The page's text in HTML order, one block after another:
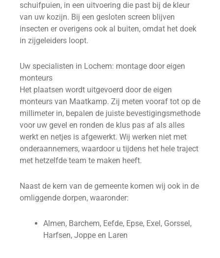
schuifpuien, in een uitvoering die past bij de kleur
van uw kozijn. Bij een gesloten screen blijven
insecten er overigens ook al buiten, omdat het doek
in zijgeleiders loopt.
Uw specialisten in Lochem: montage door eigen
monteurs
Het plaatsen wordt uitgevoerd door de eigen
monteurs van Maatkamp. Zij meten vooraf tot op de
millimeter in, bepalen de juiste bevestigingsmethode
voor uw gevel en ronden de klus pas af als alles
werkt en netjes is afgewerkt. Wij werken niet met
onderaannemers, waardoor u tijdens het hele traject
met hetzelfde team te maken heeft.
Naast de kern van de gemeente komen wij ook in de
omliggende dorpen, waaronder:
Almen, Barchem, Eefde, Epse, Exel, Gorssel,
Harfsen, Joppe en Laren